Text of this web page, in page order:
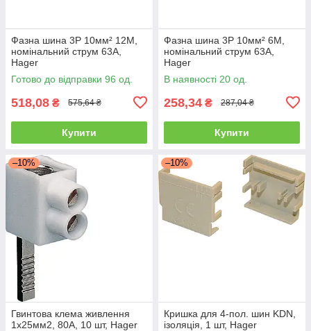
Фазна шина 3P 10мм² 12M,
номінальний струм 63A,
Hager
Готово до відправки 96 од.
518,08 ₴ 575,64 ₴
Купити
Фазна шина 3P 10мм² 6М,
номінальний струм 63A,
Hager
В наявності 20 од.
258,34 ₴ 287,04 ₴
Купити
–10%
Гвинтова клема живлення
1х25мм2, 80A, 10 шт, Hager
–10%
Кришка для 4-пол. шин KDN,
ізоляція, 1 шт, Hager